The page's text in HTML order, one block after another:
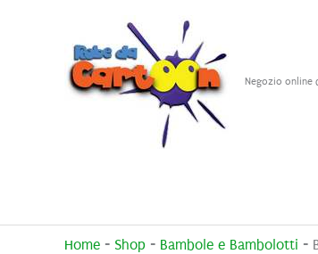
Negozio online
Home - Shop - Bambole e Bambolotti -